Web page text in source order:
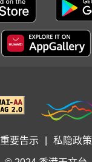
重要告示 私隐政策